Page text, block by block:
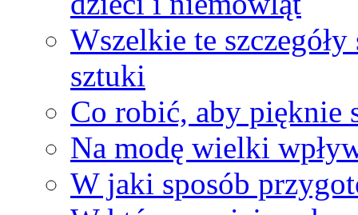
Wszelkie te
sztuki
Co robić, aby pięknie
Na modę wielki
W jaki sposób